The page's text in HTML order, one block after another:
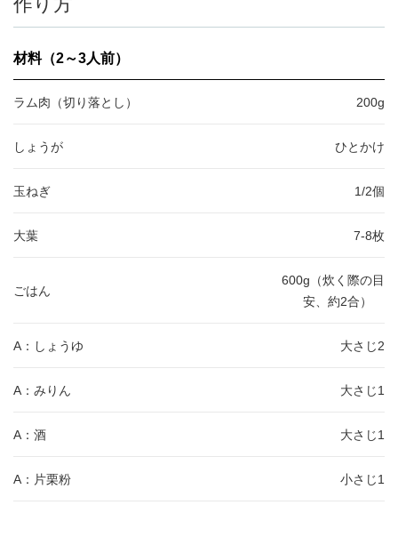
材料（2～3人前）
ラム肉（切り落とし） 200g
しょうが ひとかけ
玉ねぎ 1/2個
大葉 7-8枚
ごはん
600g（炊く際の目
安、約2合）
A：しょうゆ 大さじ2
A：みりん 大さじ1
A：酒 大さじ1
A：片栗粉 小さじ1